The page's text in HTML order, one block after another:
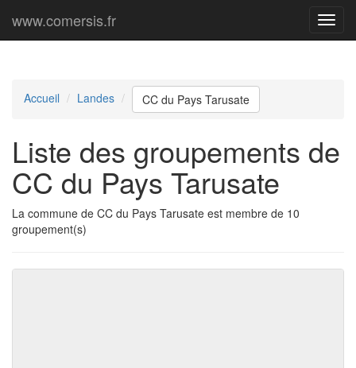
Menu
www.comersis.fr
Accueil Landes CC du Pays Tarusate
Liste des groupements de
CC du Pays Tarusate
La commune de CC du Pays Tarusate est membre de 10
groupement(s)